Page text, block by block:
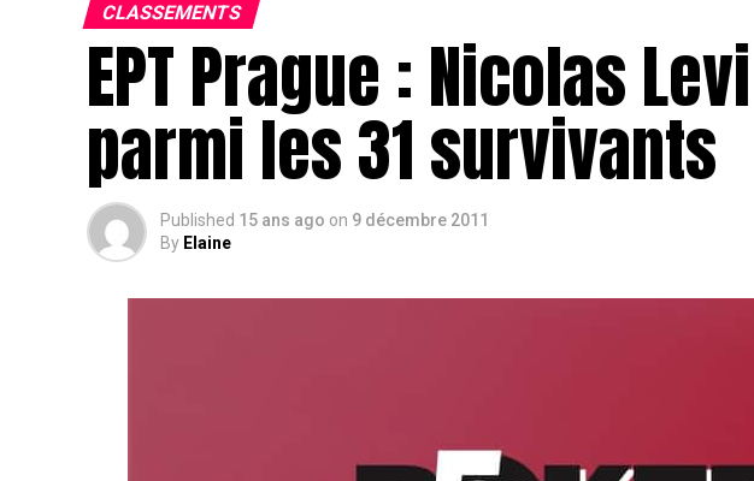
CLASSEMENTS
EPT Prague : Nicolas
parmi les 31 survivants
Published 15 ans ago on 9 décembre 2011
By Elaine